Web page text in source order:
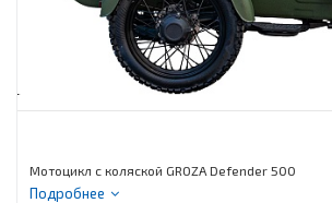
Мотоцикл с коляской GROZA Defender 500
Подробнее